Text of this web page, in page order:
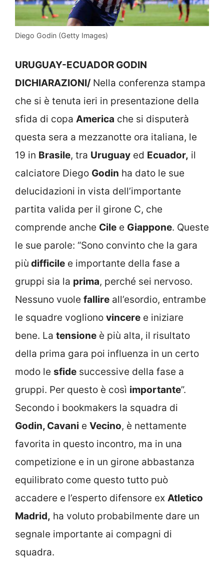
Diego Godin (Getty Images)
URUGUAY-ECUADOR GODIN
DICHIARAZIONI/ Nella conferenza stampa
che si è tenuta ieri in presentazione della
sfida di copa America che si disputerà
questa sera a mezzanotte ora italiana, le
19 in Brasile, tra Uruguay ed Ecuador, il
calciatore Diego Godin ha dato le sue
delucidazioni in vista dell’importante
partita valida per il girone C, che
comprende anche Cile e Giappone. Queste
le sue parole: “Sono convinto che la gara
più difficile e importante della fase a
gruppi sia la prima, perché sei nervoso.
Nessuno vuole fallire all’esordio, entrambe
le squadre vogliono vincere e iniziare
bene. La tensione è più alta, il risultato
della prima gara poi influenza in un certo
modo le sfide successive della fase a
gruppi. Per questo è così importante”.
Secondo i bookmakers la squadra di
Godin, Cavani e Vecino, è nettamente
favorita in questo incontro, ma in una
competizione e in un girone abbastanza
equilibrato come questo tutto può
accadere e l’esperto difensore ex Atletico
Madrid, ha voluto probabilmente dare un
segnale importante ai compagni di
squadra.